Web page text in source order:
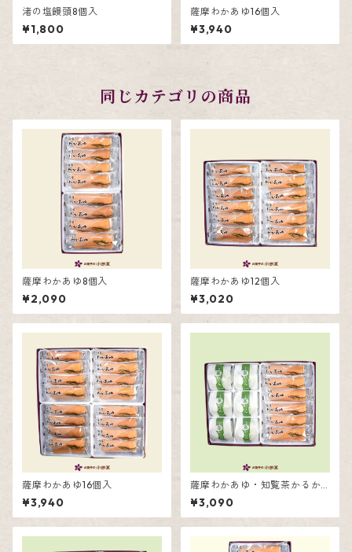
渚の塩饅頭8個入
¥1,800
薩摩わかあゆ16個入
¥3,940
同じカテゴリの商品
薩摩わかあゆ8個入
¥2,090
薩摩わかあゆ12個入
¥3,020
薩摩わかあゆ16個入
¥3,940
薩摩わかあゆ・知覧茶かるか
ん詰合せ12個入
¥3,090